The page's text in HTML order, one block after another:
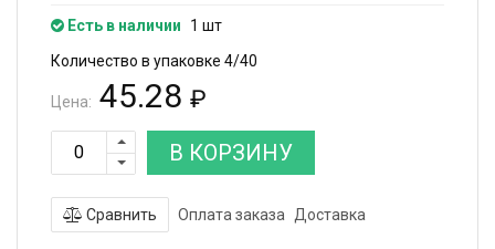
Есть в наличии
1 шт
Количество в упаковке 4/40
Цена: 45.28 ₽
В КОРЗИНУ
Сравнить Оплата заказа Доставка